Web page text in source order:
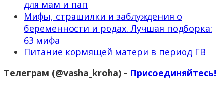
для мам и пап
Мифы, страшилки и заблуждения о
беременности и родах. Лучшая подборка:
63 мифа
Питание кормящей матери в период ГВ
Телеграм (@vasha_kroha) - Присоединяйтесь!